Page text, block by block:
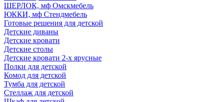
ШЕРЛОК, мф Омскмебель
ЮККИ, мф Стендмебель
Готовые решения для детской
Детские диваны
Детские кровати
Детские столы
Детские кровати 2-х ярусные
Полки для детской
Комод для детской
Тумба для детской
Стеллаж для детской